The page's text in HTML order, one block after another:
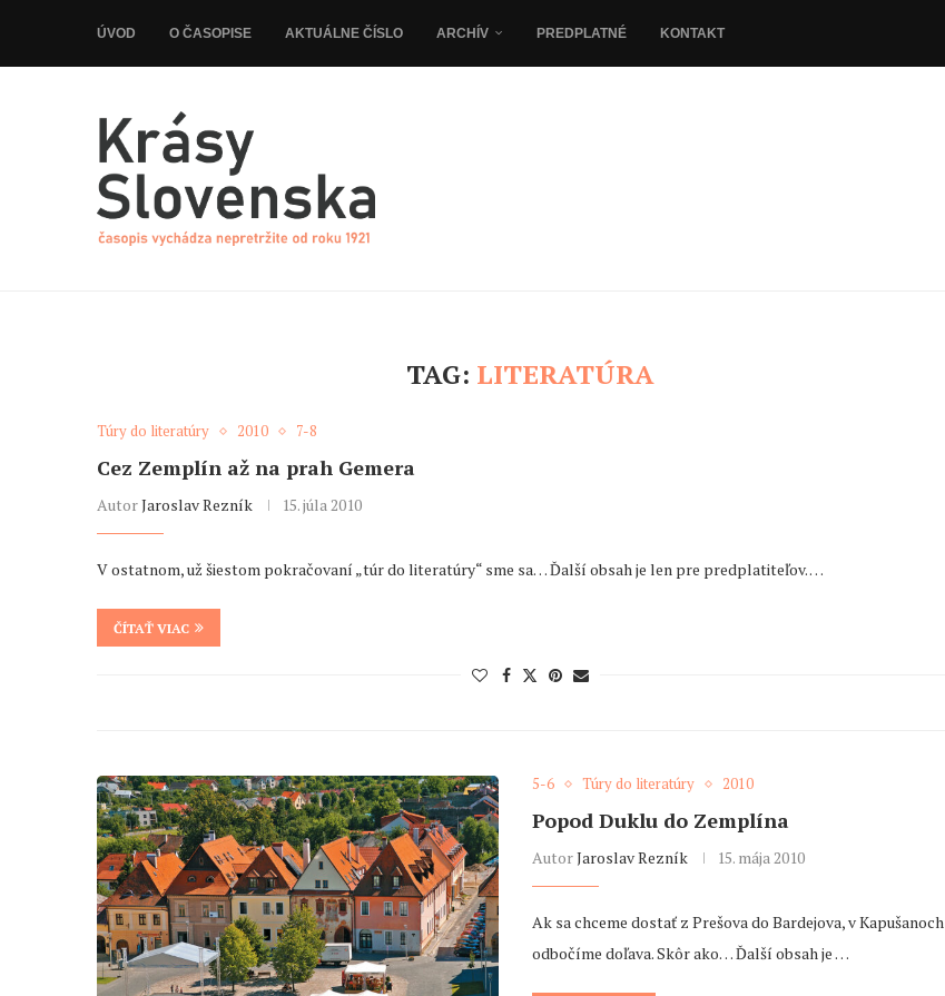
ÚVOD O ČASOPISE AKTUÁLNE ČÍSLO ARCHÍV PREDPLATNÉ KONTAKT
TAG: LITERATÚRA
Túry do literatúry 2010 7-8
Cez Zemplín až na prah Gemera
AutorJaroslav Rezník 15. júla 2010
V ostatnom, už šiestom pokračovaní „túr do literatúry“ sme sa… Ďalší obsah je len pre predplatiteľov. …
ČÍTAŤ VIAC
5-6 Túry do literatúry 2010
Popod Duklu do Zemplína
AutorJaroslav Rezník 15. mája 2010
Ak sa chceme dostať z Prešova do Bardejova, v Kapušanoch
odbočíme doľava. Skôr ako… Ďalší obsah je …